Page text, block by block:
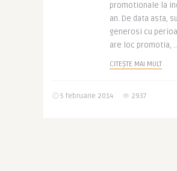
promotionale la
an. De data asta,
generosi cu
are loc promotia, ..
CITEȘTE MAI MULT
5 februarie 2014 2937